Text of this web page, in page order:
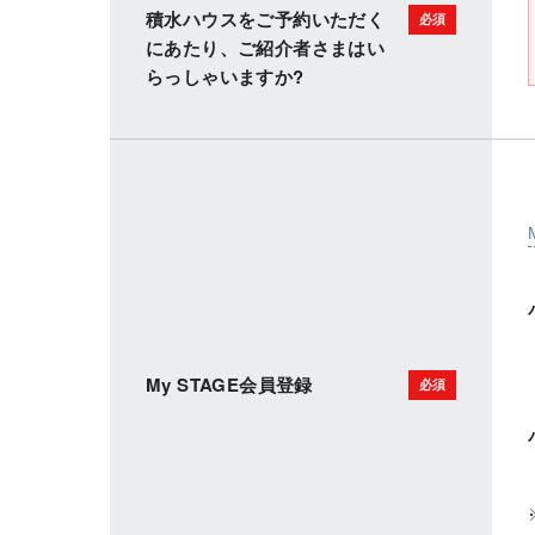
積水ハウスをご予約いただく
にあたり、ご紹介者さまはい
らっしゃいますか?
My STAGE会員登録